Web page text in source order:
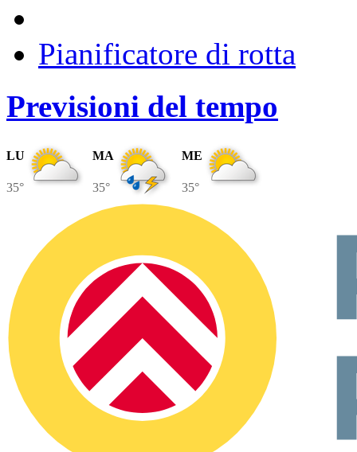
Pianificatore di rotta
Previsioni del tempo
LU MA ME
35° 35° 35°